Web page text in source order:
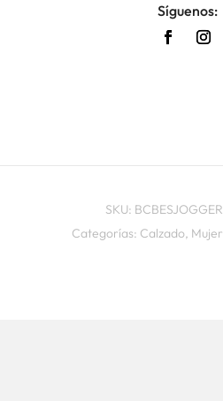
Síguenos:
SKU: BCBESJOGGER
Categorías: Calzado, Mujer